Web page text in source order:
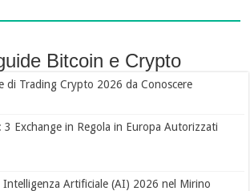
Bitcoin e Crypto
di Trading Crypto 2026 da Conoscere
Exchange in Regola in Europa Autorizzati
Artificiale (AI) 2026 nel Mirino